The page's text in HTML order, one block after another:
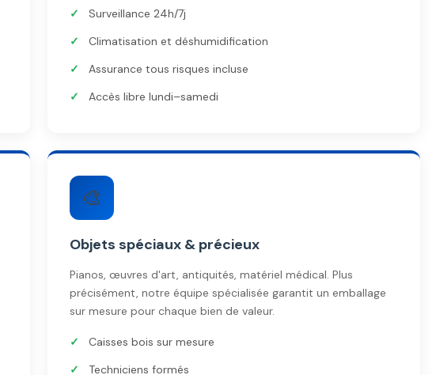
Surveillance 24h/7j
Climatisation et déshumidification
Assurance tous risques incluse
Accès libre lundi–samedi
🎨
Objets spéciaux & précieux
Pianos, œuvres d'art, antiquités, matériel médical. Plus
précisément, notre équipe spécialisée garantit un emballage
sur mesure pour chaque bien de valeur.
Caisses bois sur mesure
Techniciens formés